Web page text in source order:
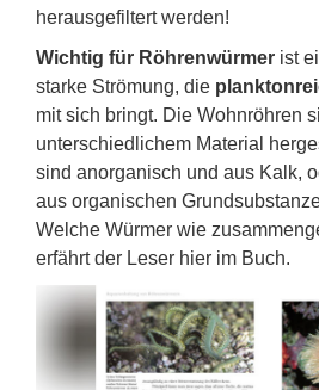
herausgefiltert werden!
Wichtig für Röhrenwürmer ist
starke Strömung, die
mit sich bringt. Die Wohnröhren
unterschiedlichem Material
sind anorganisch und aus Kalk,
aus organischen
Welche Würmer wie
erfährt der Leser hier im Buch.